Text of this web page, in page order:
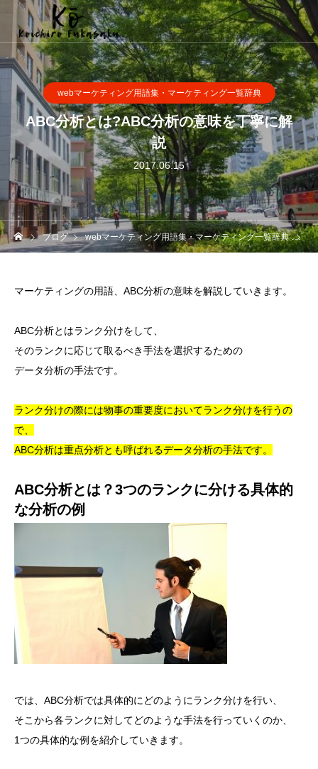
webマーケティング用語集・マーケティング一覧辞典
ABC分析とは?ABC分析の意味を丁寧に解
説
2017.06.15
ブログ webマーケティング用語集・マーケティング一覧辞典
マーケティングの用語、ABC分析の意味を解説していきます。
ABC分析とはランク分けをして、
そのランクに応じて取るべき手法を選択するための
データ分析の手法です。
ランク分けの際には物事の重要度においてランク分けを行うの
で、
ABC分析は重点分析とも呼ばれるデータ分析の手法です。
ABC分析とは？3つのランクに分ける具体的
な分析の例
では、ABC分析では具体的にどのようにランク分けを行い、
そこから各ランクに対してどのような手法を行っていくのか、
1つの具体的な例を紹介していきます。